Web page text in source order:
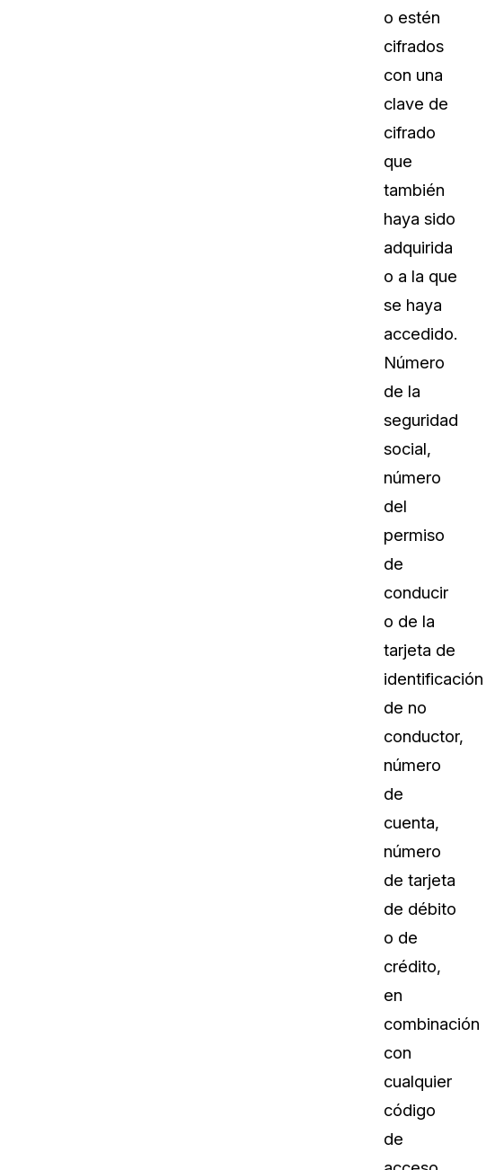
o estén
cifrados
con una
clave de
cifrado
que
también
haya sido
adquirida
o a la que
se haya
accedido.
Número
de la
seguridad
social,
número
del
permiso
de
conducir
o de la
tarjeta de
identificación
de no
conductor,
número
de
cuenta,
número
de tarjeta
de débito
o de
crédito,
en
combinación
con
cualquier
código
de